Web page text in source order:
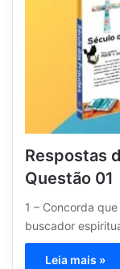
Respostas
Questão 01
1 – Concorda
buscador
Leia mais »